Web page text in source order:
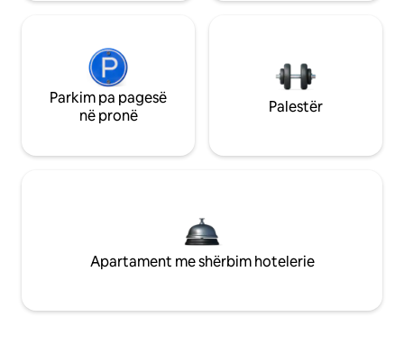
Parkim pa pagesë
në pronë
Palestër
Apartament me shërbim hotelerie